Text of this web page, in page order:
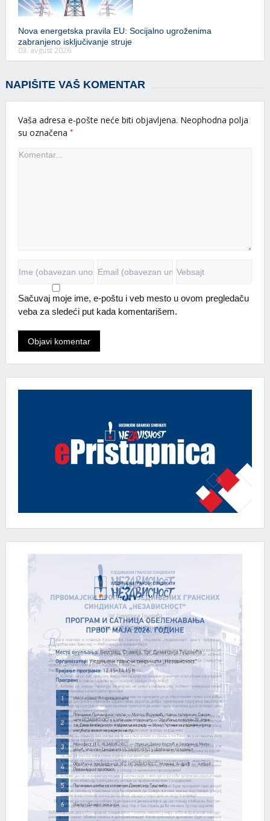
Nova energetska pravila EU: Socijalno ugroženima
zabranjeno isključivanje struje
03. avgust 2026
NAPIŠITE VAŠ KOMENTAR
Vaša adresa e-pošte neće biti objavljena. Neophodna polja
su označena *
Sačuvaj moje ime, e-poštu i veb mesto u ovom pregledaču
veba za sledeći put kada komentarišem.